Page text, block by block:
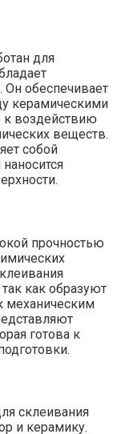
для
обеспечивает
керамическими
к воздействию
веществ.
собой
прочностью
как образуют
механическим
готова к
склеивания
и керамику.